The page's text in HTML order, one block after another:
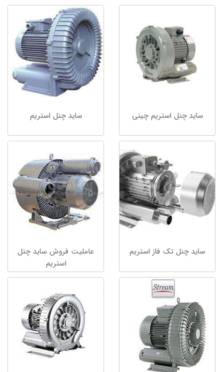
ساید چنل استریم چینی ساید چنل استریم
ساید چنل تک فاز استریم
عاملیت فروش ساید چنل
استریم